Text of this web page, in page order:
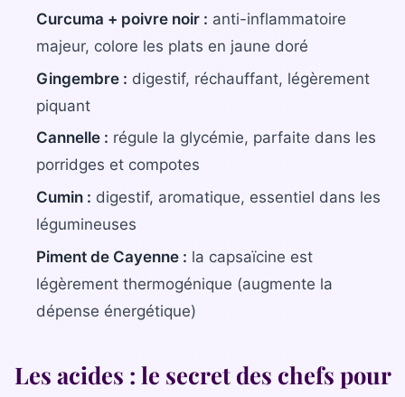
Curcuma + poivre noir : anti-inflammatoire
majeur, colore les plats en jaune doré
Gingembre : digestif, réchauffant, légèrement
piquant
Cannelle : régule la glycémie, parfaite dans les
porridges et compotes
Cumin : digestif, aromatique, essentiel dans les
légumineuses
Piment de Cayenne : la capsaïcine est
légèrement thermogénique (augmente la
dépense énergétique)
Les acides : le secret des chefs pour